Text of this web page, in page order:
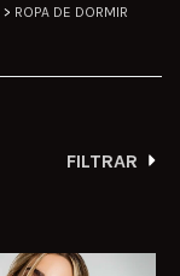
> ROPA DE DORMIR
FILTRAR